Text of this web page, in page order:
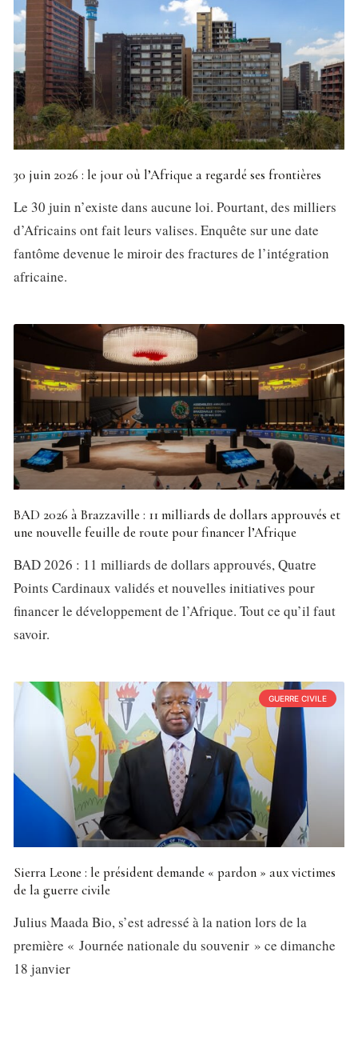
30 juin 2026 : le jour où l’Afrique a regardé ses frontières
Le 30 juin n’existe dans aucune loi. Pourtant, des milliers
d’Africains ont fait leurs valises. Enquête sur une date
fantôme devenue le miroir des fractures de l’intégration
africaine.
BAD 2026 à Brazzaville : 11 milliards de dollars approuvés et
une nouvelle feuille de route pour financer l’Afrique
BAD 2026 : 11 milliards de dollars approuvés, Quatre
Points Cardinaux validés et nouvelles initiatives pour
financer le développement de l’Afrique. Tout ce qu’il faut
savoir.
GUERRE CIVILE
Sierra Leone : le président demande « pardon » aux victimes
de la guerre civile
Julius Maada Bio, s’est adressé à la nation lors de la
première « Journée nationale du souvenir » ce dimanche
18 janvier